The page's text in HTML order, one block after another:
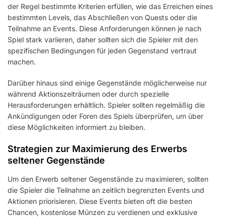
der Regel bestimmte Kriterien erfüllen, wie das Erreichen eines
bestimmten Levels, das Abschließen von Quests oder die
Teilnahme an Events. Diese Anforderungen können je nach
Spiel stark variieren, daher sollten sich die Spieler mit den
spezifischen Bedingungen für jeden Gegenstand vertraut
machen.
Darüber hinaus sind einige Gegenstände möglicherweise nur
während Aktionszeiträumen oder durch spezielle
Herausforderungen erhältlich. Spieler sollten regelmäßig die
Ankündigungen oder Foren des Spiels überprüfen, um über
diese Möglichkeiten informiert zu bleiben.
Strategien zur Maximierung des Erwerbs
seltener Gegenstände
Um den Erwerb seltener Gegenstände zu maximieren, sollten
die Spieler die Teilnahme an zeitlich begrenzten Events und
Aktionen priorisieren. Diese Events bieten oft die besten
Chancen, kostenlose Münzen zu verdienen und exklusive